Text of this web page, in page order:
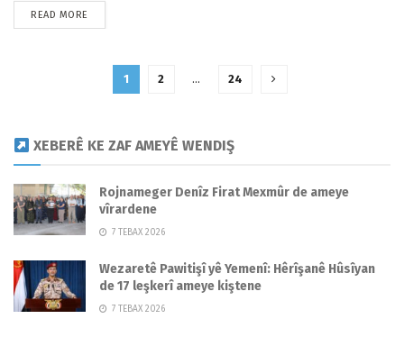
READ MORE
1 2 … 24
XEBERÊ KE ZAF AMEYÊ WENDIŞ
Rojnameger Denîz Firat Mexmûr de ameye
vîrardene
7 TEBAX 2026
Wezaretê Pawitişî yê Yemenî: Hêrîşanê Hûsîyan
de 17 leşkerî ameye kiştene
7 TEBAX 2026